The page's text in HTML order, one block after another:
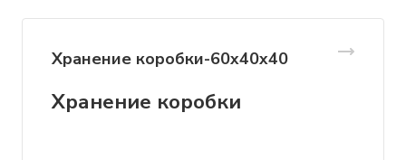
Хранение коробки-60х40х40
Хранение коробки